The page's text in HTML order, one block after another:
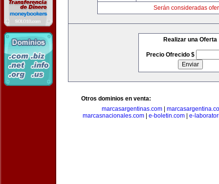
Serán consideradas
Realizar una Oferta
Precio Ofrecido $
Otros dominios en venta:
marcasargentinas.com
marcasnacionales.com| e-boletin.com| e-